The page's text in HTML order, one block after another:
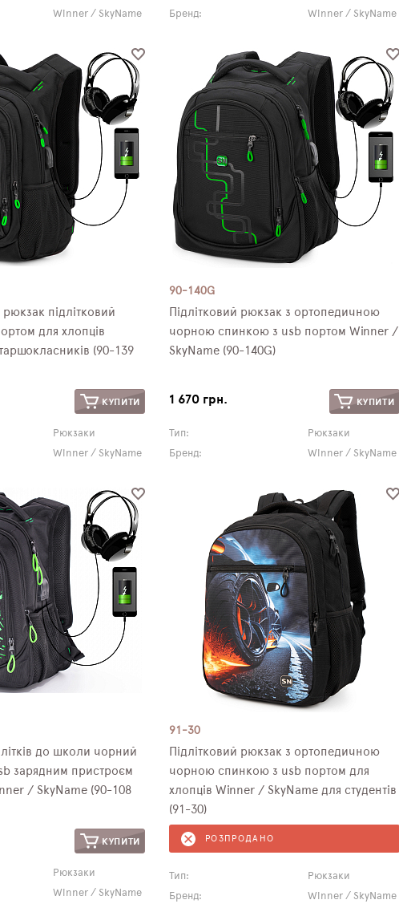
Winner / SkyName
Бренд:
Winner / SkyName
підлітковий
для хлопців
(90-139
КУПИТИ
Рюкзаки
Winner / SkyName
90-140G
Підлітковий рюкзак з ортопедичною
чорною спинкою з usb портом Winner /
SkyName (90-140G)
1 670 грн. КУПИТИ
Тип:
Рюкзаки
Бренд:
Winner / SkyName
до школи чорний
зарядним пристроєм
/ SkyName (90-108
КУПИТИ
Рюкзаки
Winner / SkyName
91-30
Підлітковий рюкзак з ортопедичною
чорною спинкою з usb портом для
хлопців Winner / SkyName для студентів
(91-30)
РОЗПРОДАНО
Тип:
Рюкзаки
Бренд:
Winner / SkyName